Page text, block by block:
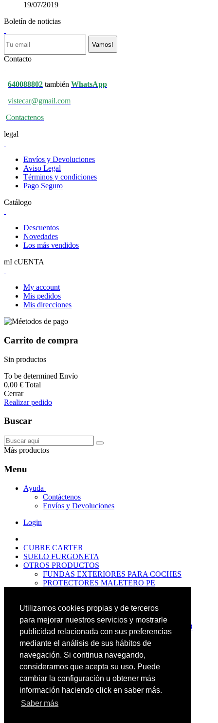
Utilizamos cookies propias y de terceros
para mejorar nuestros servicios y mostrarle
publicidad relacionada con sus preferencias
mediante el análisis de sus hábitos de
navegación. Si continua navegando,
consideramos que acepta su uso. Puede
cambiar la configuración u obtener más
información haciendo click en saber más.
Saber más
19/07/2019
Boletín de noticias
Vamos!
Contacto
640088802 también WhatsApp
vistecar@gmail.com
Contactenos
legal
Envíos y Devoluciones
Aviso Legal
Términos y condiciones
Pago Seguro
Catálogo
Descuentos
Novedades
Los más vendidos
mI cUENTA
My account
Mis pedidos
Mis direcciones
Carrito de compra
Sin productos
To be determined Envío
0,00 € Total
Cerrar
Realizar pedido
Buscar
Más productos
Menu
Ayuda
Contáctenos
Envíos y Devoluciones
Login
CUBRE CARTER
SUELO FURGONETA
OTROS PRODUCTOS
FUNDAS EXTERIORES PARA COCHES
PROTECTORES MALETERO PE
PREMIUM
PROTECTORES MALETERO PE
PROTECTORES DE MALETERO CAUCHO
BASIC
ALFOMBRILLAS GOMA PREMIUM
ALFOMBRILLAS GOMA BASIC
OFERTAS
NOVEDADES
CONTACTO